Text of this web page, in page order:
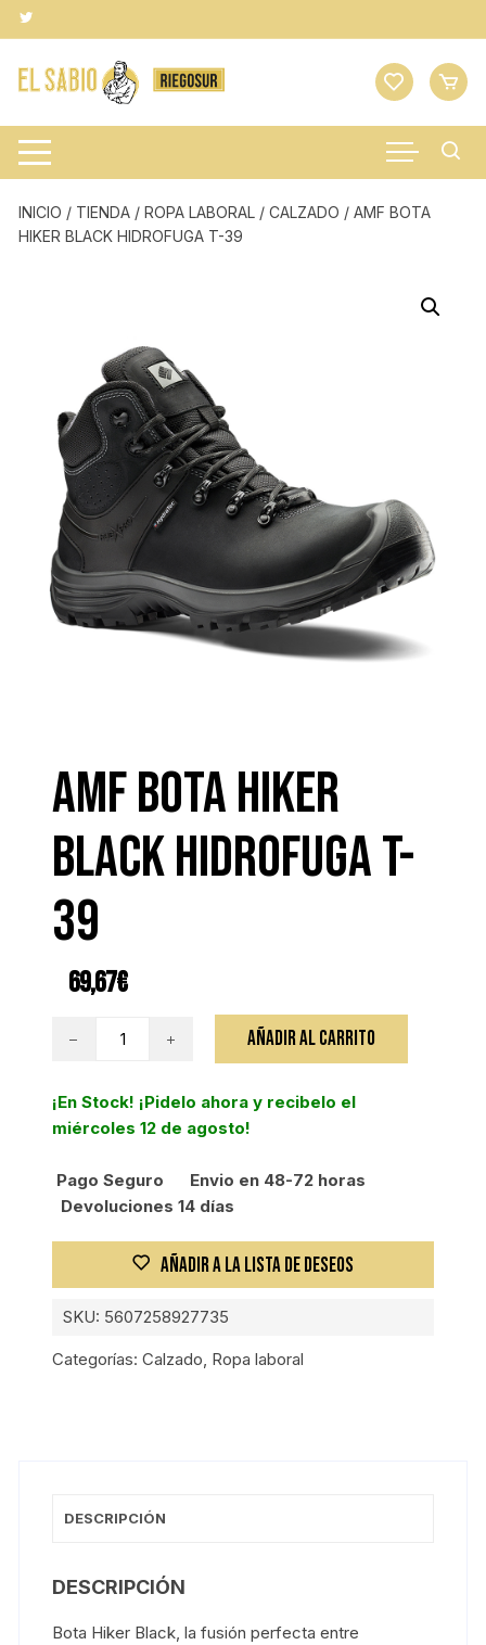
Saltar
al
contenido
INICIO / TIENDA /ROPA LABORAL /CALZADO / AMF BOTA
HIKER BLACK HIDROFUGA T-39
AMF BOTA HIKER
BLACK HIDROFUGA T-
39
69,67€
AMF
BLACK
HIDROFUGA
39
cantidad
AÑADIR AL CARRITO
¡En Stock! ¡Pidelo ahora y recibelo el
miércoles 12 de agosto!
Pago Seguro
Envio en 48-72 horas
Devoluciones 14 días
AÑADIR A LA LISTA DE DESEOS
SKU: 5607258927735
Categorías:Calzado, Ropa laboral
DESCRIPCIÓN
DESCRIPCIÓN
Bota Hiker Black, la fusión perfecta entre